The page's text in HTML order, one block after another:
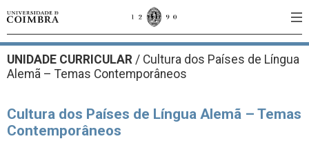
UNIDADE CURRICULAR / Cultura dos Países de Língua
Alemã – Temas Contemporâneos
Cultura dos Países de Língua Alemã – Temas
Contemporâneos